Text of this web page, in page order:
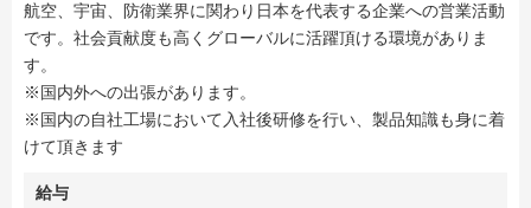
航空、宇宙、防衛業界に関わり日本を代表する企業への営業活動
です。社会貢献度も高くグローバルに活躍頂ける環境がありま
す。
※国内外への出張があります。
※国内の自社工場において入社後研修を行い、製品知識も身に着
けて頂きます
給与